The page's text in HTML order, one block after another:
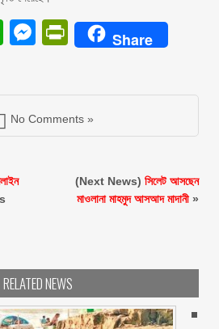
WhatsApp
Messenger
PrintFriendly
Share
No Comments »
(Next News) সিলেট আসছেন
মাওলানা মাহমুদ আসআদ মাদানী »
RELATED NEWS